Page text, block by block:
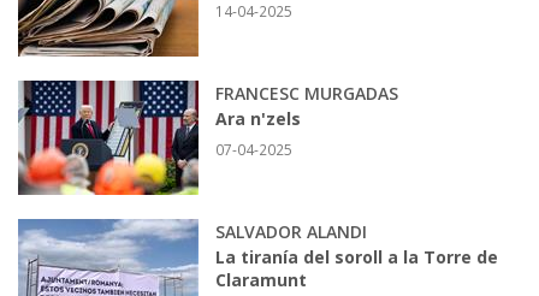
14-04-2025
FRANCESC MURGADAS
Ara n'zels
07-04-2025
SALVADOR ALANDI
La tiranía del soroll a la Torre de
Claramunt